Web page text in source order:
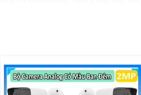
Camera của Hikvision được biết đến